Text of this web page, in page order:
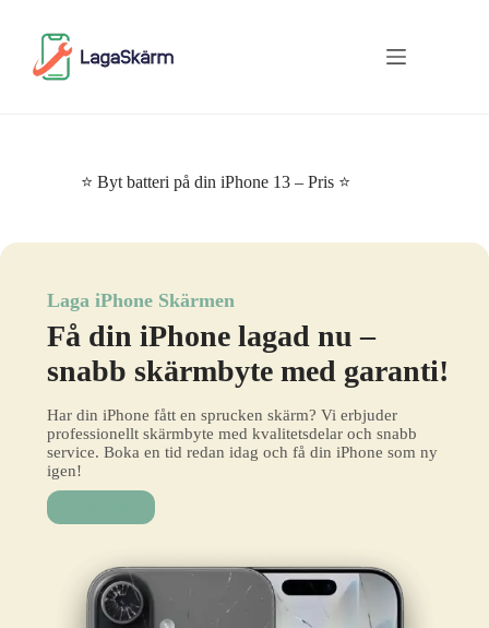
⭐ Byt batteri på din iPhone 13 – Pris ⭐
Laga iPhone Skärmen
Få din iPhone lagad nu –
snabb skärmbyte med garanti!
Har din iPhone fått en sprucken skärm? Vi erbjuder
professionellt skärmbyte med kvalitetsdelar och snabb
service. Boka en tid redan idag och få din iPhone som ny
igen!